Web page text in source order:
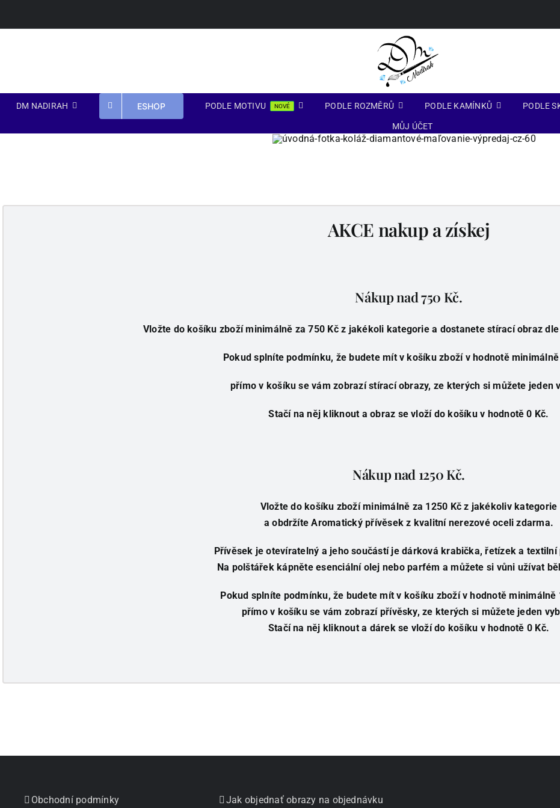
DM NADIRAH ESHOP PODLE MOTIVU NOVÉ PODLE ROZMĚRŮ PODLE KAMÍNKŮ PODLE
MŮJ ÚČET
AKCE nakup a získej
Nákup nad 750 Kč.
Vložte do košíku zboží minimálně za 750 Kč z jakékoli kategorie a dostanete stírací obraz
Pokud splníte podmínku, že budete mít v košíku zboží v hodnotě minimálně
přímo v košíku se vám zobrazí stírací obrazy, ze kterých si můžete jeden
Stačí na něj kliknout a obraz se vloží do košíku v hodnotě 0 Kč.
Nákup nad 1250 Kč.
Vložte do košíku zboží minimálně za 1250 Kč z jakékoliv kategorie
a obdržíte Aromatický přívěsek z kvalitní nerezové oceli zdarma.
Přívěsek je otevíratelný a jeho součástí je dárková krabička, řetízek a textilní
Na polštářek kápněte esenciální olej nebo parfém a můžete si vůni užívat
Pokud splníte podmínku, že budete mít v košíku zboží v hodnotě minimálně
přímo v košíku se vám zobrazí přívěsky, ze kterých si můžete jeden
Stačí na něj kliknout a dárek se vloží do košíku v hodnotě 0 Kč.
Obchodní podmínky Jak objednať obrazy na objednávku